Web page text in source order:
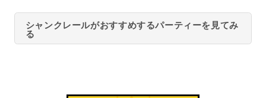
シャンクレールがおすすめするパーティーを見てみ
る